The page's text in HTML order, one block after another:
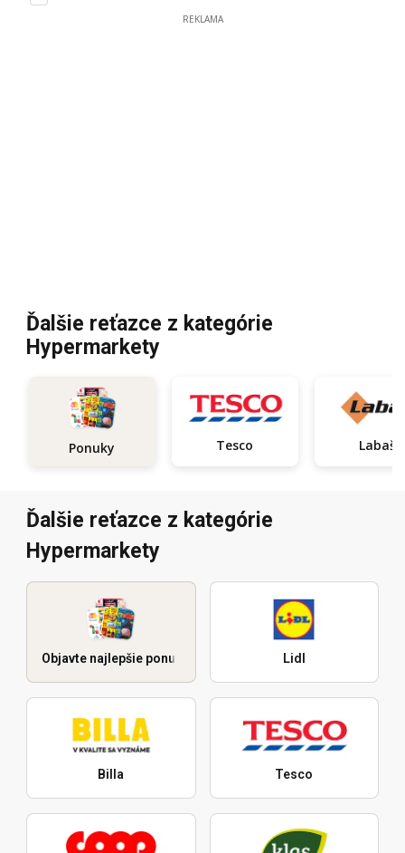
REKLAMA
Ďalšie reťazce z kategórie
Hypermarkety
Ponuky Tesco Labaš
Ďalšie reťazce z kategórie
Hypermarkety
Objavte najlepšie ponuky Lidl
Billa Tesco